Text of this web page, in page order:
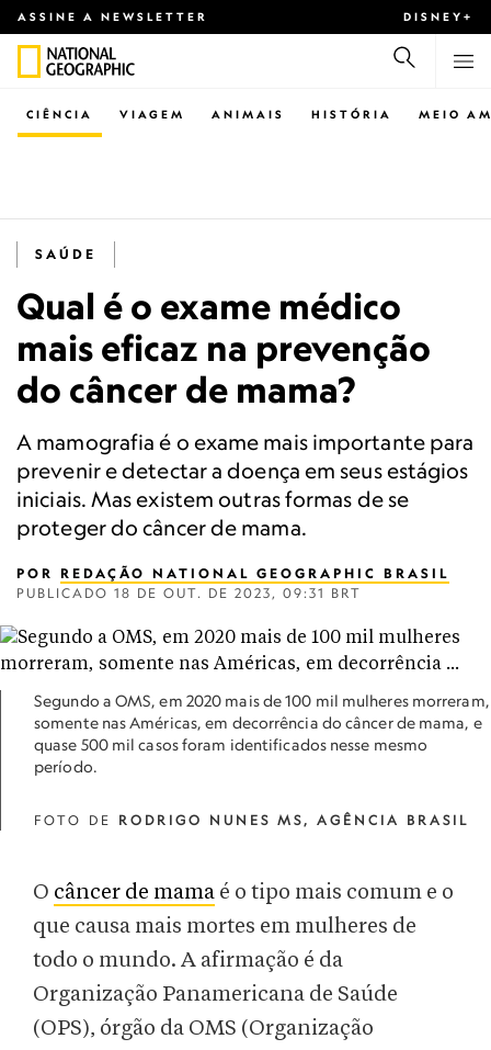
ASSINE A NEWSLETTER DISNEY+
CIÊNCIA VIAGEM ANIMAIS HISTÓRIA MEIO
SAÚDE
Qual é o exame médico
mais eficaz na prevenção
do câncer de mama?
A mamografia é o exame mais importante para
prevenir e detectar a doença em seus estágios
iniciais. Mas existem outras formas de se
proteger do câncer de mama.
POR REDAÇÃO NATIONAL GEOGRAPHIC BRASIL
PUBLICADO 18 DE OUT. DE 2023, 09:31 BRT
Segundo a OMS, em 2020 mais de 100 mil mulheres morreram,
somente nas Américas, em decorrência do câncer de mama, e
quase 500 mil casos foram identificados nesse mesmo
período.
FOTO DE RODRIGO NUNES MS, AGÊNCIA BRASIL
O câncer de mama é o tipo mais comum e o
que causa mais mortes em mulheres de
todo o mundo. A afirmação é da
Organização Panamericana de Saúde
(OPS), órgão da OMS (Organização